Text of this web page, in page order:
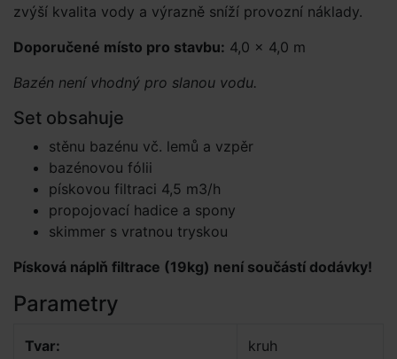
zvýší kvalita vody a výrazně sníží provozní náklady.
Doporučené místo pro stavbu: 4,0 × 4,0 m
Bazén není vhodný pro slanou vodu.
Set obsahuje
stěnu bazénu vč. lemů a vzpěr
bazénovou fólii
pískovou filtraci 4,5 m3/h
propojovací hadice a spony
skimmer s vratnou tryskou
Písková náplň filtrace (19kg) není součástí dodávky!
Parametry
Tvar: kruh